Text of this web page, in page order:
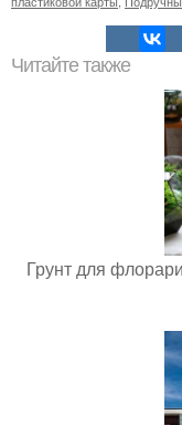
Читайте также
Грунт для